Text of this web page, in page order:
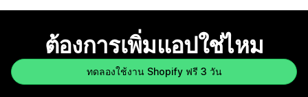
ต้องการเพิ่มแอปใช่ไหม
ทดลองใช้งาน Shopify ฟรี 3 วัน